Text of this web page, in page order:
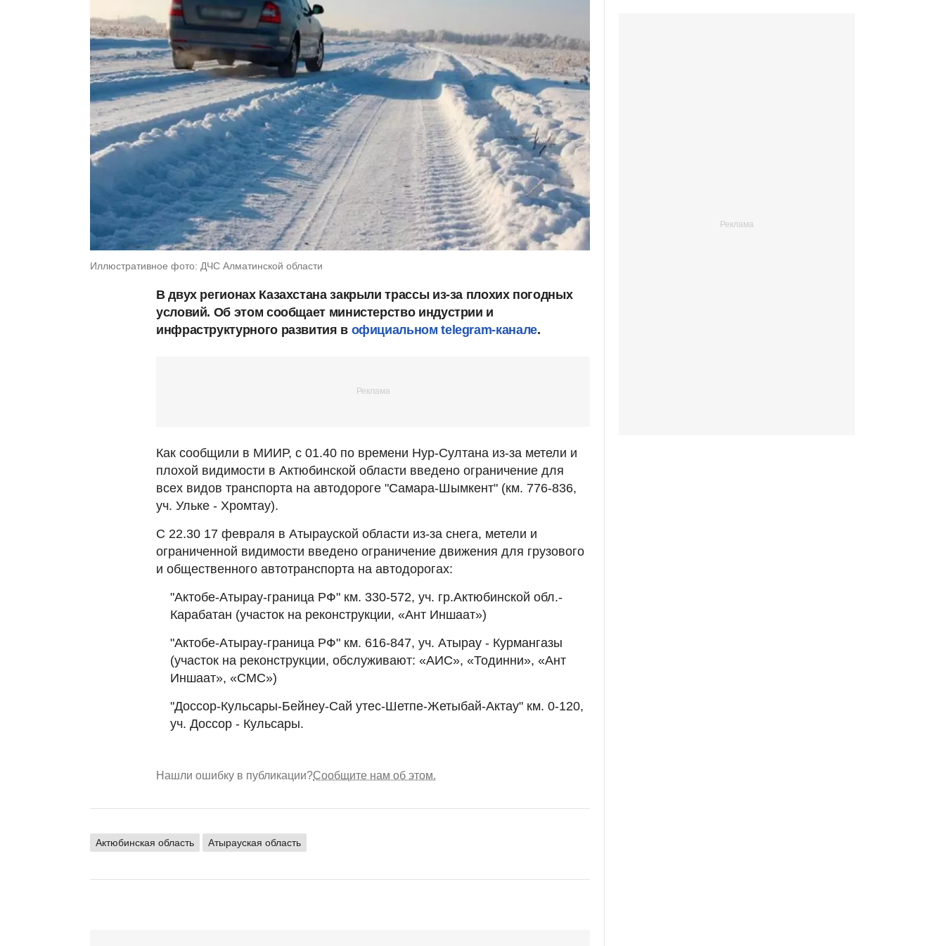
Иллюстративное фото: ДЧС Алматинской области
В двух регионах Казахстана закрыли трассы из-за плохих погодных
условий. Об этом сообщает министерство индустрии и
инфраструктурного развития в официальном telegram-канале.
Как сообщили в МИИР, с 01.40 по времени Нур-Султана из-за метели и
плохой видимости в Актюбинской области введено ограничение для
всех видов транспорта на автодороге "Самара-Шымкент" (км. 776-836,
уч. Ульке - Хромтау).
С 22.30 17 февраля в Атырауской области из-за снега, метели и
ограниченной видимости введено ограничение движения для грузового
и общественного автотранспорта на автодорогах:
"Актобе-Атырау-граница РФ" км. 330-572, уч. гр.Актюбинской обл.-
Карабатан (участок на реконструкции, «Ант Иншаат»)
"Актобе-Атырау-граница РФ" км. 616-847, уч. Атырау - Курмангазы
(участок на реконструкции, обслуживают: «АИС», «Тодинни», «Ант
Иншаат», «СМС»)
"Доссор-Кульсары-Бейнеу-Сай утес-Шетпе-Жетыбай-Актау" км. 0-120,
уч. Доссор - Кульсары.
Нашли ошибку в публикации?Сообщите нам об этом.
Актюбинская область Атырауская область